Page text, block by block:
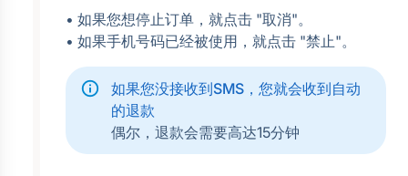
• 如果您想停止订单，就点击 "取消"。
• 如果手机号码已经被使用，就点击 "禁止"。
如果您没接收到SMS，您就会收到自动
的退款
偶尔，退款会需要高达15分钟